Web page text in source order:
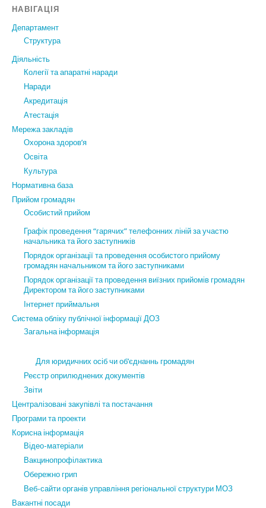
НАВІГАЦІЯ
Департамент
Структура
Діяльність
Колегії та апаратні наради
Наради
Акредитація
Атестація
Мережа закладів
Охорона здоров’я
Освіта
Культура
Нормативна база
Прийом громадян
Особистий прийом
Графік проведення “гарячих” телефонних ліній за участю
начальника та його заступників
Порядок організації та проведення особистого прийому
громадян начальником та його заступниками
Порядок організації та проведення виїзних прийомів громадян
Директором та його заступниками
Інтернет приймальня
Система обліку публічної інформації ДОЗ
Загальна інформація
Для юридичних осіб чи об’єднаннь громадян
Реєстр оприлюднених документів
Звіти
Централізовані закупівлі та постачання
Програми та проекти
Корисна інформація
Відео-матеріали
Вакцинопрофілактика
Обережно грип
Веб-сайти органів управління регіональної структури МОЗ
Вакантні посади